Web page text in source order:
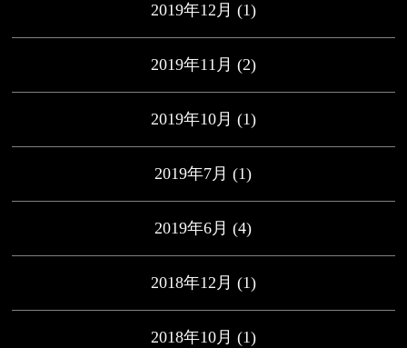
2019年12月 (1)
2019年11月 (2)
2019年10月 (1)
2019年7月 (1)
2019年6月 (4)
2018年12月 (1)
2018年10月 (1)